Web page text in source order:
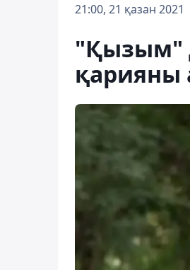
21:00, 21 қазан 2021
"Қызым"
қарияны